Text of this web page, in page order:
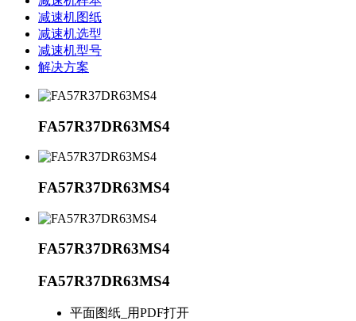
减速机图纸
减速机选型
减速机型号
解决方案
FA57R37DR63MS4
FA57R37DR63MS4
FA57R37DR63MS4
FA57R37DR63MS4
平面图纸_用PDF打开